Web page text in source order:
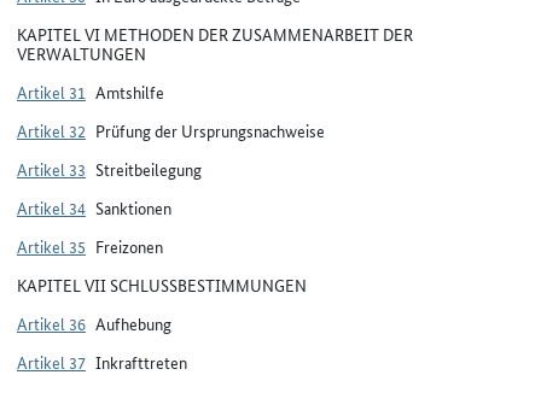
KAPITEL VI METHODEN DER ZUSAMMENARBEIT DER
VERWALTUNGEN
Artikel 31 Amtshilfe
Artikel 32 Prüfung der Ursprungsnachweise
Artikel 33 Streitbeilegung
Artikel 34 Sanktionen
Artikel 35 Freizonen
KAPITEL VII SCHLUSSBESTIMMUNGEN
Artikel 36 Aufhebung
Artikel 37 Inkrafttreten